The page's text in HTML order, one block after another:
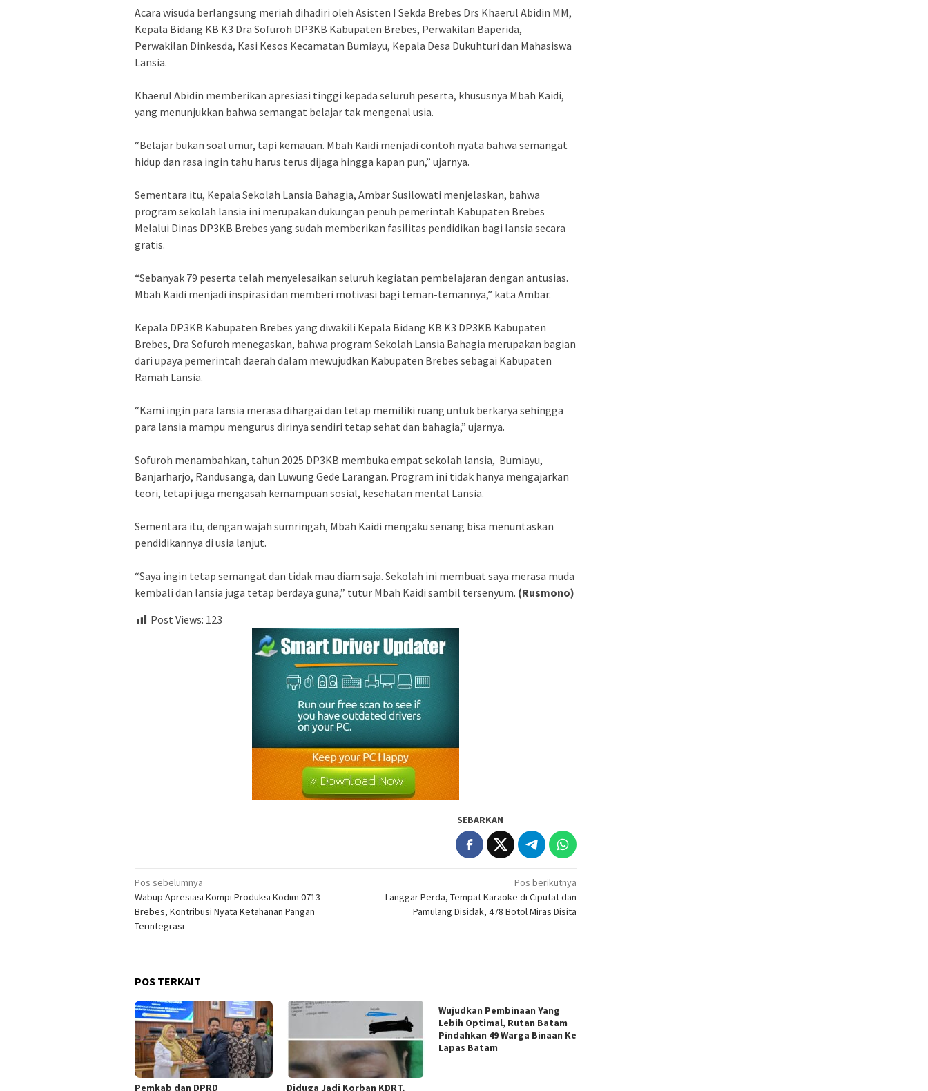
‎Acara wisuda berlangsung meriah dihadiri oleh Asisten I Sekda Brebes Drs Khaerul Abidin MM,
Kepala Bidang KB K3 Dra Sofuroh DP3KB Kabupaten Brebes, Perwakilan Baperida,
Perwakilan Dinkesda, Kasi Kesos Kecamatan Bumiayu, Kepala Desa Dukuhturi dan Mahasiswa
Lansia.
‎Khaerul Abidin memberikan apresiasi tinggi kepada seluruh peserta, khususnya Mbah Kaidi,
yang menunjukkan bahwa semangat belajar tak mengenal usia.
‎“Belajar bukan soal umur, tapi kemauan. Mbah Kaidi menjadi contoh nyata bahwa semangat
hidup dan rasa ingin tahu harus terus dijaga hingga kapan pun,” ujarnya.
‎Sementara itu, Kepala Sekolah Lansia Bahagia, Ambar Susilowati menjelaskan, bahwa
program sekolah lansia ini merupakan dukungan penuh pemerintah Kabupaten Brebes
Melalui Dinas DP3KB Brebes yang sudah memberikan fasilitas pendidikan bagi lansia secara
gratis.
‎“Sebanyak 79 peserta telah menyelesaikan seluruh kegiatan pembelajaran dengan antusias.
Mbah Kaidi menjadi inspirasi dan memberi motivasi bagi teman-temannya,” kata Ambar.
‎Kepala DP3KB Kabupaten Brebes yang diwakili Kepala Bidang KB K3 DP3KB Kabupaten
Brebes, Dra Sofuroh menegaskan, bahwa program Sekolah Lansia Bahagia merupakan bagian
dari upaya pemerintah daerah dalam mewujudkan Kabupaten Brebes sebagai Kabupaten
Ramah Lansia.
‎“Kami ingin para lansia merasa dihargai dan tetap memiliki ruang untuk berkarya sehingga
para lansia mampu mengurus dirinya sendiri tetap sehat dan bahagia,” ujarnya.
Sofuroh menambahkan, tahun 2025 DP3KB membuka empat sekolah lansia, Bumiayu,
Banjarharjo, Randusanga, dan Luwung Gede Larangan. Program ini tidak hanya mengajarkan
teori, tetapi juga mengasah kemampuan sosial, kesehatan mental Lansia.
Sementara itu, ‎dengan wajah sumringah, Mbah Kaidi mengaku senang bisa menuntaskan
pendidikannya di usia lanjut.
‎“Saya ingin tetap semangat dan tidak mau diam saja. Sekolah ini membuat saya merasa muda
kembali dan lansia juga tetap berdaya guna,” tutur Mbah Kaidi sambil tersenyum. (Rusmono)
Post Views: 123
SEBARKAN
Navigasi
pos
Pos sebelumnya
Wabup Apresiasi Kompi Produksi Kodim 0713
Brebes, Kontribusi Nyata Ketahanan Pangan
Terintegrasi
Pos berikutnya
Langgar Perda, Tempat Karaoke di Ciputat dan
Pamulang Disidak, 478 Botol Miras Disita
POS TERKAIT
Pemkab dan DPRD Diduga Jadi Korban KDRT,
Wujudkan Pembinaan Yang
Lebih Optimal, Rutan Batam
Pindahkan 49 Warga Binaan Ke
Lapas Batam